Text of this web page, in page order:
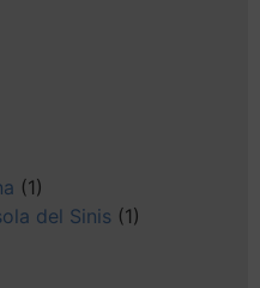
(1)
del Sinis (1)